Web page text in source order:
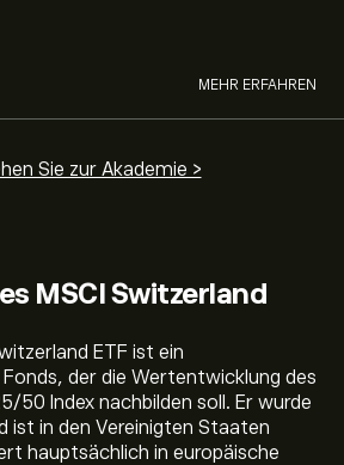
MSCI Switzerland
ETF ist ein
der die Wertentwicklung des
50 Index nachbilden soll. Er wurde
ist in den Vereinigten Staaten
hauptsächlich in europäische
MEHR ERFAHREN
Sie zur Akademie >